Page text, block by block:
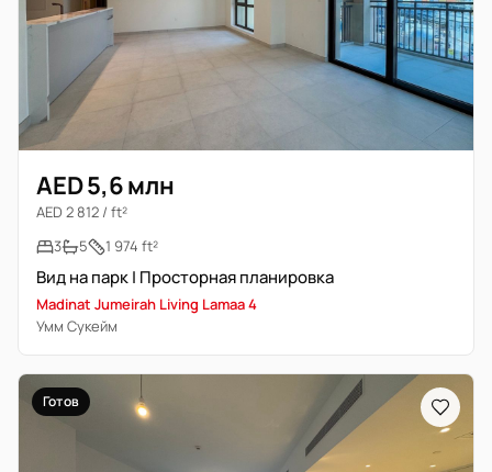
AED 5,6 млн
AED 2 812 / ft²
3
5 1 974 ft²
Вид на парк | Просторная планировка
Madinat Jumeirah Living Lamaa 4
Умм Сукейм
Готов